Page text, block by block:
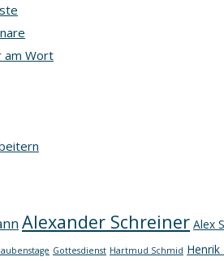
am Wort
Alexander Schreiner Alex
Gottesdienst Hartmud Schmid Henrik